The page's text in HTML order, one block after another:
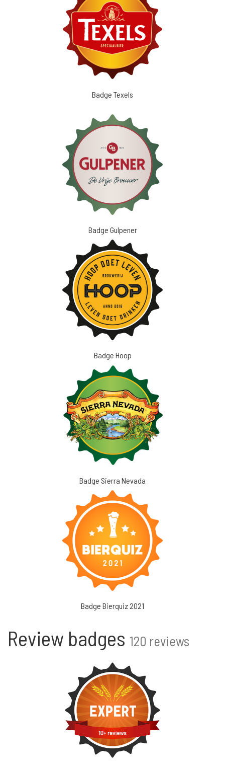
Badge Texels
Badge Gulpener
Badge Hoop
Badge Sierra Nevada
Badge Bierquiz 2021
Review badges 120 reviews